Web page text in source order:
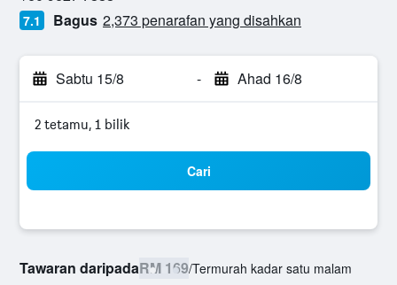
7.1 Bagus 2,373 penarafan yang disahkan
Sabtu 15/8 - Ahad 16/8
2 tetamu, 1 bilik
Cari
Tawaran daripadaRM 169/Termurah kadar satu malam